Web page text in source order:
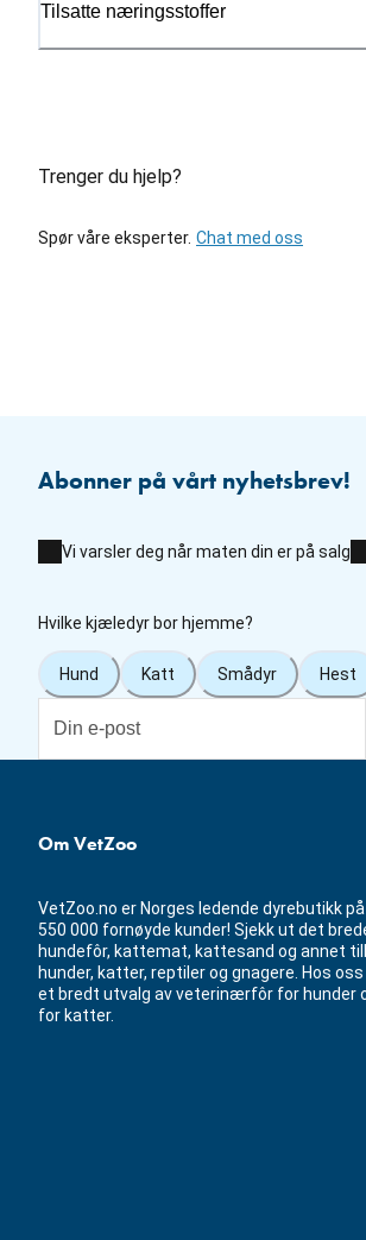
Tilsatte næringsstoffer
Trenger du hjelp?
Spør våre eksperter. Chat med oss
Abonner på vårt nyhetsbrev!
Vi varsler deg når maten din er på salg
Hvilke kjæledyr bor hjemme?
Hund Katt Smådyr Hest
Om VetZoo
VetZoo.no er Norges ledende dyrebutikk
550 000 fornøyde kunder! Sjekk ut det
hundefôr, kattemat, kattesand og annet
hunder, katter, reptiler og gnagere. Hos
et bredt utvalg av veterinærfôr for hunder
for katter.